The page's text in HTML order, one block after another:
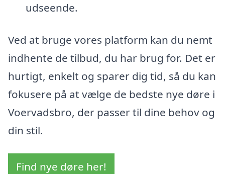
udseende.
Ved at bruge vores platform kan du nemt
indhente de tilbud, du har brug for. Det er
hurtigt, enkelt og sparer dig tid, så du kan
fokusere på at vælge de bedste nye døre i
Voervadsbro, der passer til dine behov og
din stil.
Find nye døre her!